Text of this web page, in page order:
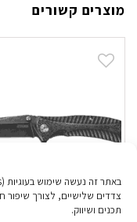
צדדים שלישיים, לצורך
תכנים ושיווק.
מוצרים קשורים